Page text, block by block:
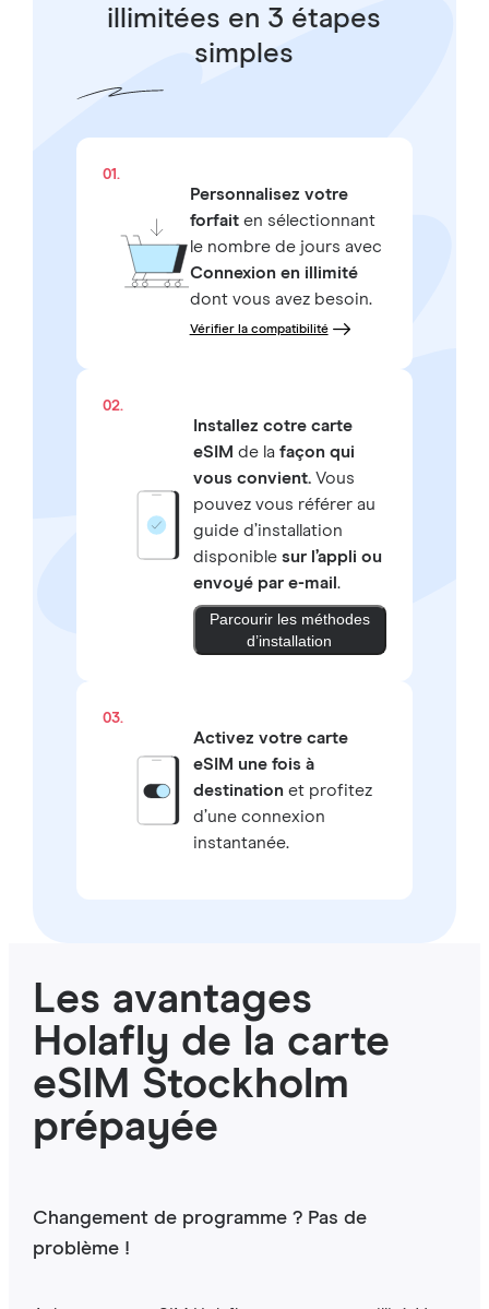
illimitées en 3 étapes
simples
01.
Personnalisez votre
forfaiten sélectionnant
le nombre de jours avec
Connexion en illimité
dont vous avez besoin.
Vérifier la compatibilité
02.
Installez cotre carte
eSIM de la façon qui
vous convient.Vous
pouvez vous référer au
guide d’installation
disponible sur l’appli ou
envoyé par e-mail .
Parcourir les méthodes
d’installation
03.
Activez votre carte
eSIM une fois à
destinationet profitez
d’une connexion
instantanée.
Les avantages
Holafly de la carte
eSIM Stockholm
prépayée
Changement de programme ? Pas de
problème !